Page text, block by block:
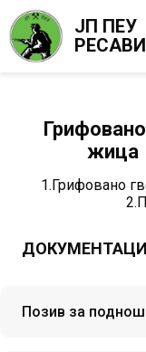
ЈП ПЕУ
жица
1.Грифовано
Позив за